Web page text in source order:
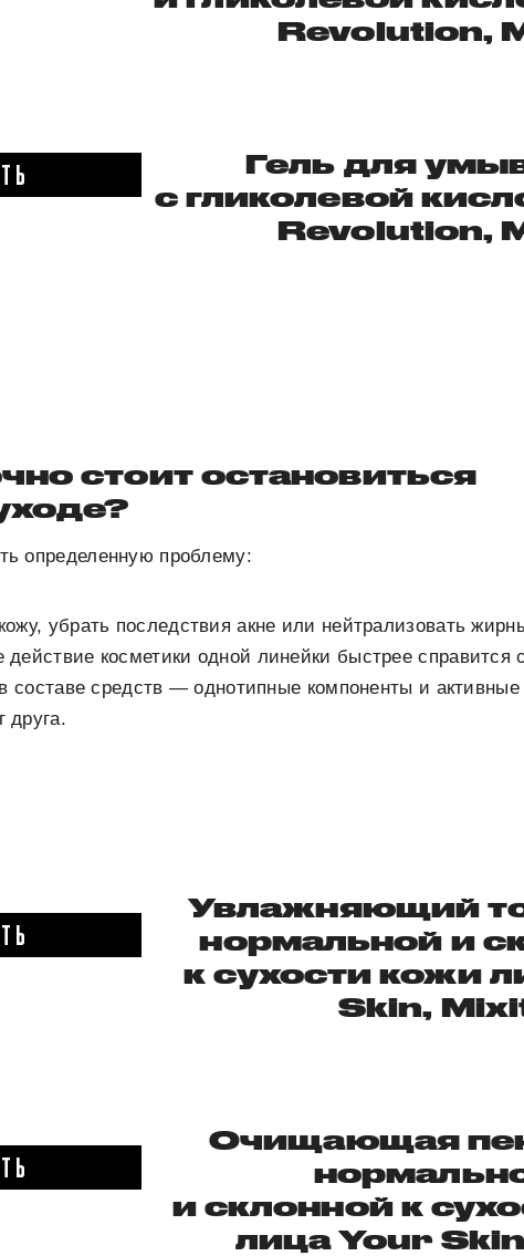
Revolution,
Гель для
с гликолевой
Revolution,
стоит остановиться
определенную проблему:
убрать последствия акне или нейтрализовать
действие косметики одной линейки быстрее справится
составе средств — однотипные компоненты и
друга.
Увлажняющий
нормальной и
к сухости кожи
Skin,
Очищающая
и склонной к
лица Your